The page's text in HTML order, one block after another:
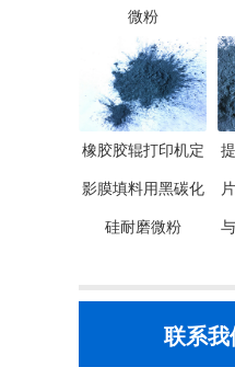
微粉
橡胶胶辊打印机定
影膜填料用黑碳化
硅耐磨微粉
联系我